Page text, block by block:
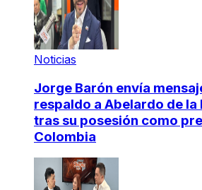
Noticias
Jorge Barón envía
respaldo a Abelardo de la
tras su posesión como
Colombia